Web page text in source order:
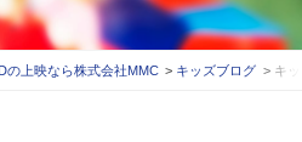
の上映なら株式会社MMC キッズブログ キ